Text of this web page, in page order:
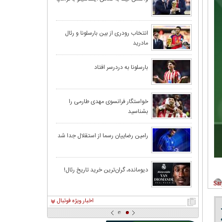
انتخاب رودری از بین بارسلونا و رئال
مادرید
بارسلونا به دردرسر افتاد
خواستگار فرانسوی مهدی طارمی را
بشناسید
رامین رضاییان رسما از استقلال جدا شد
دیومانده، گران‌ترین خرید تاریخ رئال!
اخبار ویژه فوتبال